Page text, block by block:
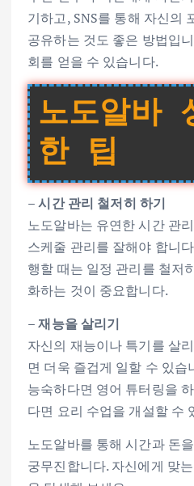
기하고, SNS를 통해 자신의
공유하는 것도 좋은 방법입
회를 얻을 수 있습니다.
노도알바
한 팁
–시간 관리 철저히 하기
노도알바는 유연한 시간 관
스케줄 관리를 잘해야 합니
행할 때는 일정 관리를 철저
화하는 것이 중요합니다.
–재능을 살리기
자신의 재능이나 특기를 살
면 더욱 즐겁게 일할 수 있습
능숙하다면 영어 튜터링을
다면 요리 수업을 개설할 수
노도알바를 통해 시간과 돈
궁무진합니다. 자신에게 맞